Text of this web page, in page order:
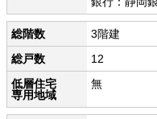
総階数
3階建
総戸数
12
低層住宅
専用地域
無